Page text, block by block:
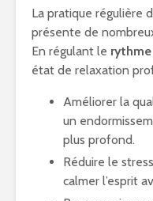
La pratique régulière
présente de
En régulant le
état de relaxation
Améliorer la
un
plus profond.
Réduire le
calmer l’esprit